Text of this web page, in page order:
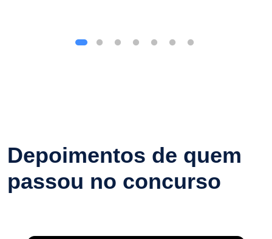
Depoimentos de quem
passou no concurso